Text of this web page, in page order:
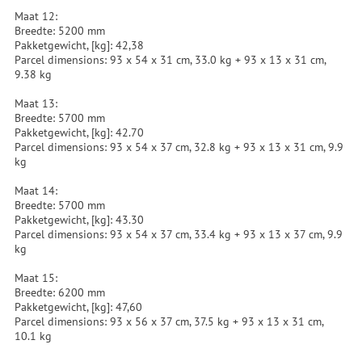
Maat 12:
Breedte: 5200 mm
Pakketgewicht, [kg]: 42,38
Parcel dimensions: 93 x 54 x 31 cm, 33.0 kg + 93 x 13 x 31 cm,
9.38 kg
Maat 13:
Breedte: 5700 mm
Pakketgewicht, [kg]: 42.70
Parcel dimensions: 93 x 54 x 37 cm, 32.8 kg + 93 x 13 x 31 cm, 9.9
kg
Maat 14:
Breedte: 5700 mm
Pakketgewicht, [kg]: 43.30
Parcel dimensions: 93 x 54 x 37 cm, 33.4 kg + 93 x 13 x 37 cm, 9.9
kg
Maat 15:
Breedte: 6200 mm
Pakketgewicht, [kg]: 47,60
Parcel dimensions: 93 x 56 x 37 cm, 37.5 kg + 93 x 13 x 31 cm,
10.1 kg